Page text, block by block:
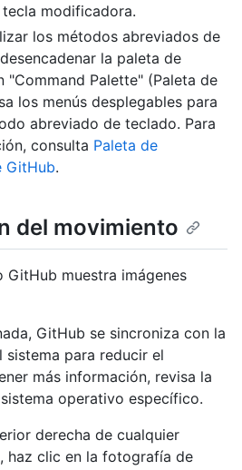
tecla modificadora.
los métodos abreviados de
la paleta de
"Command Palette" (Paleta de
los menús desplegables para
abreviado de teclado. Para
consulta Paleta de
GitHub.
del movimiento
GitHub muestra imágenes
GitHub se sincroniza con la
sistema para reducir el
más información, revisa la
operativo específico.
derecha de cualquier
haz clic en la fotografía de